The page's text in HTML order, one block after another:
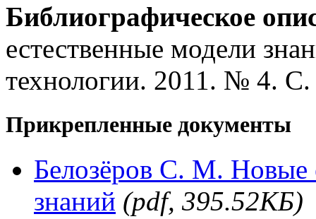
Библиографическое
естественные модели
технологии. 2011. № 4. С.
Прикрепленные документы
Белозёров С. М. Новые
знаний (pdf, 395.52КБ)